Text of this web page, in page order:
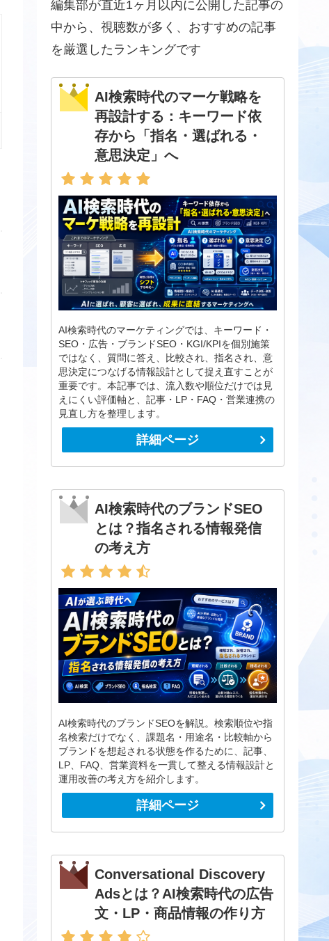
編集部が直近1ヶ月以内に公開した記事の
中から、視聴数が多く、おすすめの記事
を厳選したランキングです
AI検索時代のマーケ戦略を
再設計する：キーワード依
存から「指名・選ばれる・
意思決定」へ
AI検索時代のマーケティングでは、キーワード・
SEO・広告・ブランドSEO・KGI/KPIを個別施策
ではなく、質問に答え、比較され、指名され、意
思決定につなげる情報設計として捉え直すことが
重要です。本記事では、流入数や順位だけでは見
えにくい評価軸と、記事・LP・FAQ・営業連携の
見直し方を整理します。
詳細ページ
AI検索時代のブランドSEO
とは？指名される情報発信
の考え方
AI検索時代のブランドSEOを解説。検索順位や指
名検索だけでなく、課題名・用途名・比較軸から
ブランドを想起される状態を作るために、記事、
LP、FAQ、営業資料を一貫して整える情報設計と
運用改善の考え方を紹介します。
詳細ページ
Conversational Discovery
Adsとは？AI検索時代の広告
文・LP・商品情報の作り方